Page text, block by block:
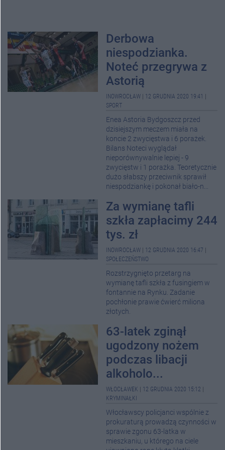
Derbowa
niespodzianka.
Noteć przegrywa z
Astorią
INOWROCŁAW 12 GRUDNIA 2020 19:41
SPORT
Enea Astoria Bydgoszcz przed
dzisiejszym meczem miała na
koncie 2 zwycięstwa i 6 porażek.
Bilans Noteci wyglądał
nieporównywalnie lepiej - 9
zwycięstw i 1 porażka. Teoretycznie
dużo słabszy przeciwnik sprawił
niespodziankę i pokonał biało-n...
Za wymianę tafli
szkła zapłacimy 244
tys. zł
INOWROCŁAW 12 GRUDNIA 2020 16:47
SPOŁECZEŃSTWO
Rozstrzygnięto przetarg na
wymianę tafli szkła z fusingiem w
fontannie na Rynku. Zadanie
pochłonie prawie ćwierć miliona
złotych.
63-latek zginął
ugodzony nożem
podczas libacji
alkoholo...
WŁOCŁAWEK 12 GRUDNIA 2020 15:12
KRYMINAŁKI
Włocławscy policjanci wspólnie z
prokuraturą prowadzą czynności w
sprawie zgonu 63-latka w
mieszkaniu, u którego na ciele